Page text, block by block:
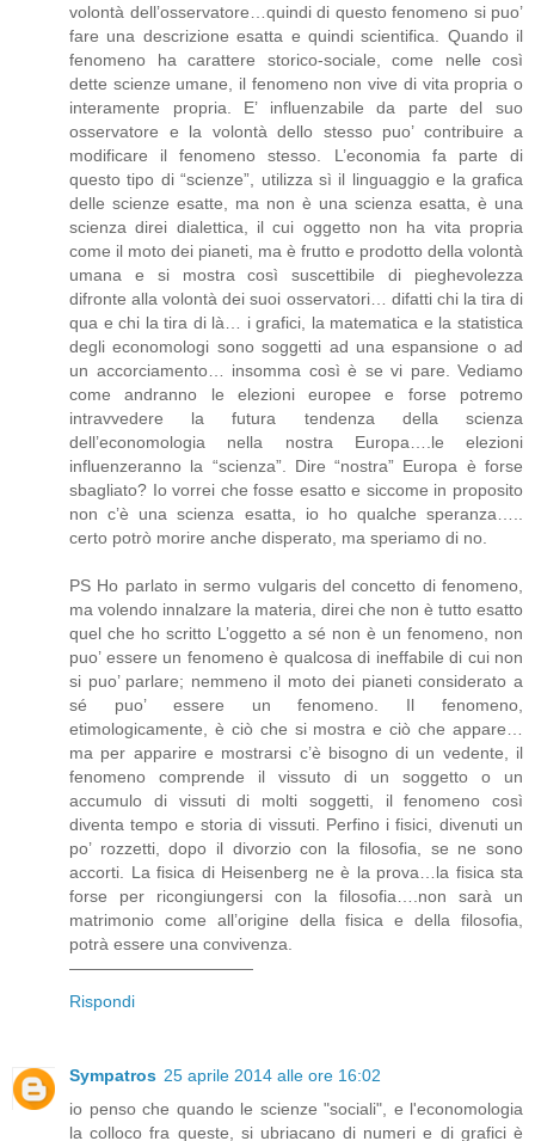
volontà dell’osservatore…quindi di questo fenomeno si puo’
fare una descrizione esatta e quindi scientifica. Quando il
fenomeno ha carattere storico-sociale, come nelle così
dette scienze umane, il fenomeno non vive di vita propria o
interamente propria. E’ influenzabile da parte del suo
osservatore e la volontà dello stesso puo’ contribuire a
modificare il fenomeno stesso. L’economia fa parte di
questo tipo di “scienze”, utilizza sì il linguaggio e la grafica
delle scienze esatte, ma non è una scienza esatta, è una
scienza direi dialettica, il cui oggetto non ha vita propria
come il moto dei pianeti, ma è frutto e prodotto della volontà
umana e si mostra così suscettibile di pieghevolezza
difronte alla volontà dei suoi osservatori… difatti chi la tira di
qua e chi la tira di là… i grafici, la matematica e la statistica
degli economologi sono soggetti ad una espansione o ad
un accorciamento… insomma così è se vi pare. Vediamo
come andranno le elezioni europee e forse potremo
intravvedere la futura tendenza della scienza
dell’economologia nella nostra Europa….le elezioni
influenzeranno la “scienza”. Dire “nostra” Europa è forse
sbagliato? Io vorrei che fosse esatto e siccome in proposito
non c’è una scienza esatta, io ho qualche speranza…..
certo potrò morire anche disperato, ma speriamo di no.
PS Ho parlato in sermo vulgaris del concetto di fenomeno,
ma volendo innalzare la materia, direi che non è tutto esatto
quel che ho scritto L’oggetto a sé non è un fenomeno, non
puo’ essere un fenomeno è qualcosa di ineffabile di cui non
si puo’ parlare; nemmeno il moto dei pianeti considerato a
sé puo’ essere un fenomeno. Il fenomeno,
etimologicamente, è ciò che si mostra e ciò che appare…
ma per apparire e mostrarsi c’è bisogno di un vedente, il
fenomeno comprende il vissuto di un soggetto o un
accumulo di vissuti di molti soggetti, il fenomeno così
diventa tempo e storia di vissuti. Perfino i fisici, divenuti un
po’ rozzetti, dopo il divorzio con la filosofia, se ne sono
accorti. La fisica di Heisenberg ne è la prova…la fisica sta
forse per ricongiungersi con la filosofia….non sarà un
matrimonio come all’origine della fisica e della filosofia,
potrà essere una convivenza.
———————————
Rispondi
Sympatros 25 aprile 2014 alle ore 16:02
io penso che quando le scienze "sociali", e l'economologia
la colloco fra queste, si ubriacano di numeri e di grafici è